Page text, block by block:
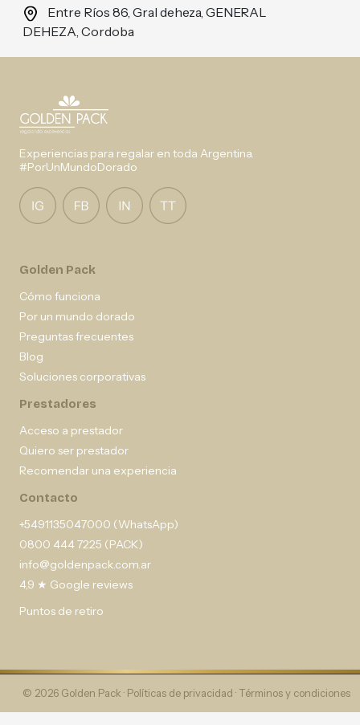
Entre Ríos 86, Gral deheza, GENERAL
DEHEZA, Cordoba
Experiencias para regalar en toda Argentina.
#PorUnMundoDorado
Golden Pack
Cómo funciona
Por un mundo dorado
Preguntas frecuentes
Blog
Soluciones corporativas
Prestadores
Acceso a prestador
Quiero ser prestador
Recomendar una experiencia
Contacto
+5491135047000 (WhatsApp)
0800 444 7225 (PACK)
info@goldenpack.com.ar
4,9 ★ Google reviews
Puntos de retiro
© 2026 Golden Pack · Políticas de privacidad · Términos y condiciones